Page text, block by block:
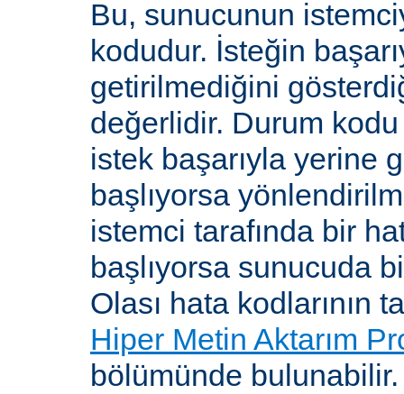
Bu, sunucunun
kodudur. İsteğin
getirilmediğini
değerlidir. Durum
istek başarıyla yerine
başlıyorsa
istemci tarafında bir
başlıyorsa sunucuda
Olası hata kodlarının
Hiper Metin Aktarım
bölümünde bulunabilir.